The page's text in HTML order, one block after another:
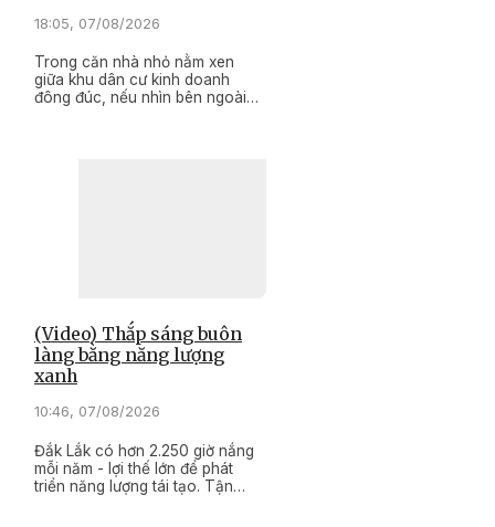
18:05, 07/08/2026
Trong căn nhà nhỏ nằm xen
giữa khu dân cư kinh doanh
đông đúc, nếu nhìn bên ngoài
(Video) Thắp sáng buôn
làng bằng năng lượng
xanh
10:46, 07/08/2026
Đắk Lắk có hơn 2.250 giờ nắng
mỗi năm - lợi thế lớn để phát
triển năng lượng tái tạo. Tận